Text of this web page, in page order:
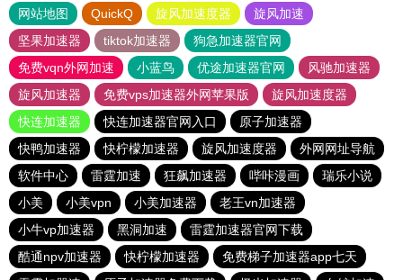
网站地图 QuickQ 旋风加速度器
旋风加速
坚果加速器
tiktok加速器
狗急加速器官网
免费vqn外网加速
小蓝鸟 优途加速器官网
风驰加速器
旋风加速器
免费vps加速器外网苹果版
旋风加速度器
快连加速器
快连加速器官网入口
原子加速器
快鸭加速器
快柠檬加速器 旋风加速度器
外网网址导航
软件中心
雷霆加速 狂飙加速器 哔咔漫画
瑞乐小说
小美
小美vpn 小美加速器
老王vn加速器
小牛vp加速器
黑洞加速
雷霆加速器官网下载
酷通npv加速器
快柠檬加速器
免费梯子加速器app七天